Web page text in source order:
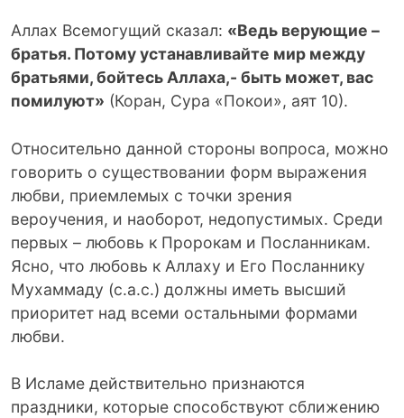
Аллах Всемогущий сказал: «Ведь верующие –
братья. Потому устанавливайте мир между
братьями, бойтесь Аллаха,- быть может, вас
помилуют» (Коран, Сура «Покои», аят 10).
Относительно данной стороны вопроса, можно
говорить о существовании форм выражения
любви, приемлемых с точки зрения
вероучения, и наоборот, недопустимых. Среди
первых – любовь к Пророкам и Посланникам.
Ясно, что любовь к Аллаху и Его Посланнику
Мухаммаду (с.а.с.) должны иметь высший
приоритет над всеми остальными формами
любви.
В Исламе действительно признаются
праздники, которые способствуют сближению